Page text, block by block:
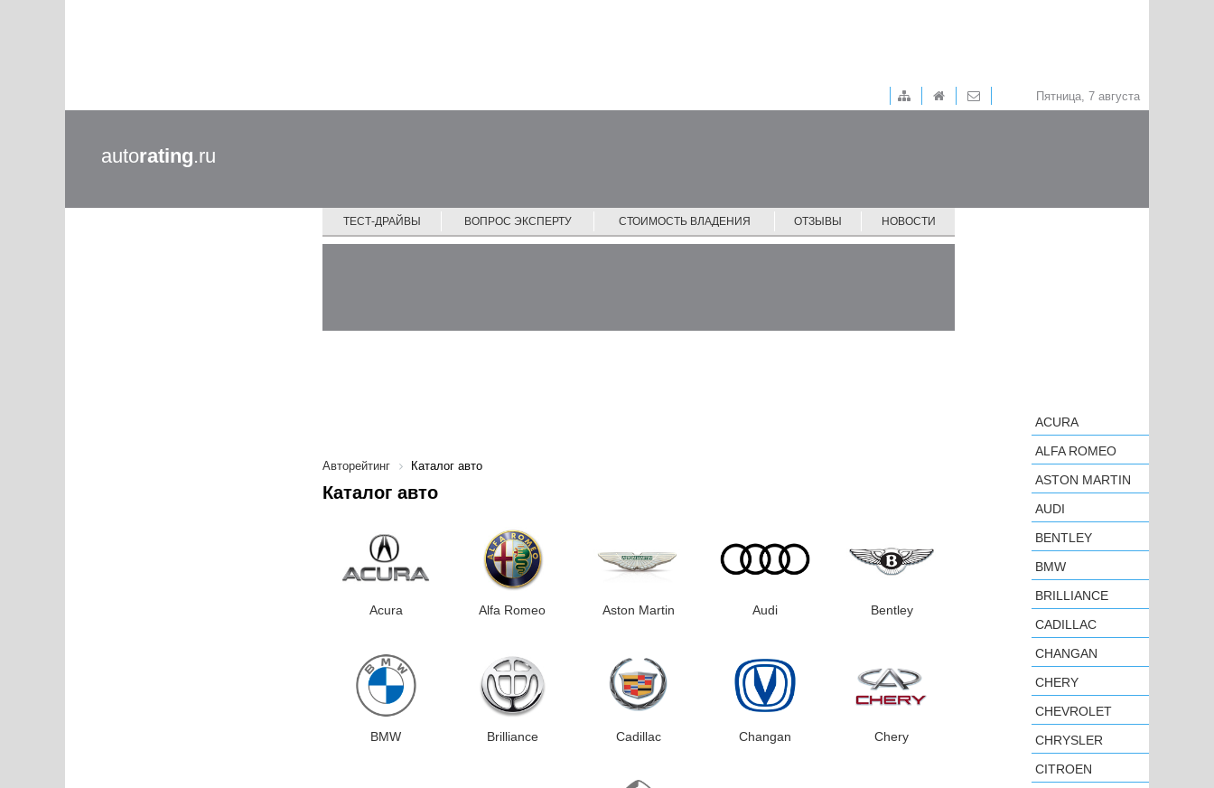
Пятница, 7 августа
autorating.ru
ТЕСТ-ДРАЙВЫ ВОПРОС ЭКСПЕРТУ СТОИМОСТЬ ВЛАДЕНИЯ ОТЗЫВЫ НОВОСТИ
Авторейтинг Каталог авто
Каталог авто
Acura Alfa Romeo Aston Martin Audi Bentley
BMW Brilliance Cadillac Changan Chery
ACURA
ALFA ROMEO
ASTON MARTIN
AUDI
BENTLEY
BMW
BRILLIANCE
CADILLAC
CHANGAN
CHERY
CHEVROLET
CHRYSLER
CITROEN